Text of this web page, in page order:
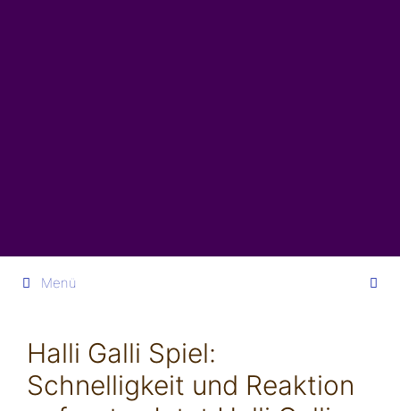
Menü
Halli Galli Spiel:
Schnelligkeit und Reaktion